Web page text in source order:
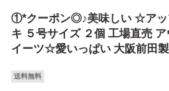
①*クーポン◎♪美味しい ☆アッ
キ ５号サイズ ２個 工場直売
イーツ☆愛いっぱい 大阪前田
送料無料